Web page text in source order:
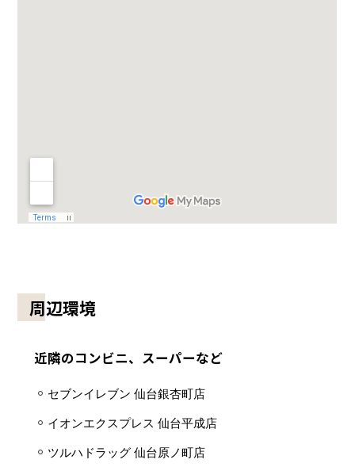
周辺環境
近隣のコンビニ、スーパーなど
セブンイレブン 仙台銀杏町店
イオンエクスプレス 仙台平成店
ツルハドラッグ 仙台原ノ町店